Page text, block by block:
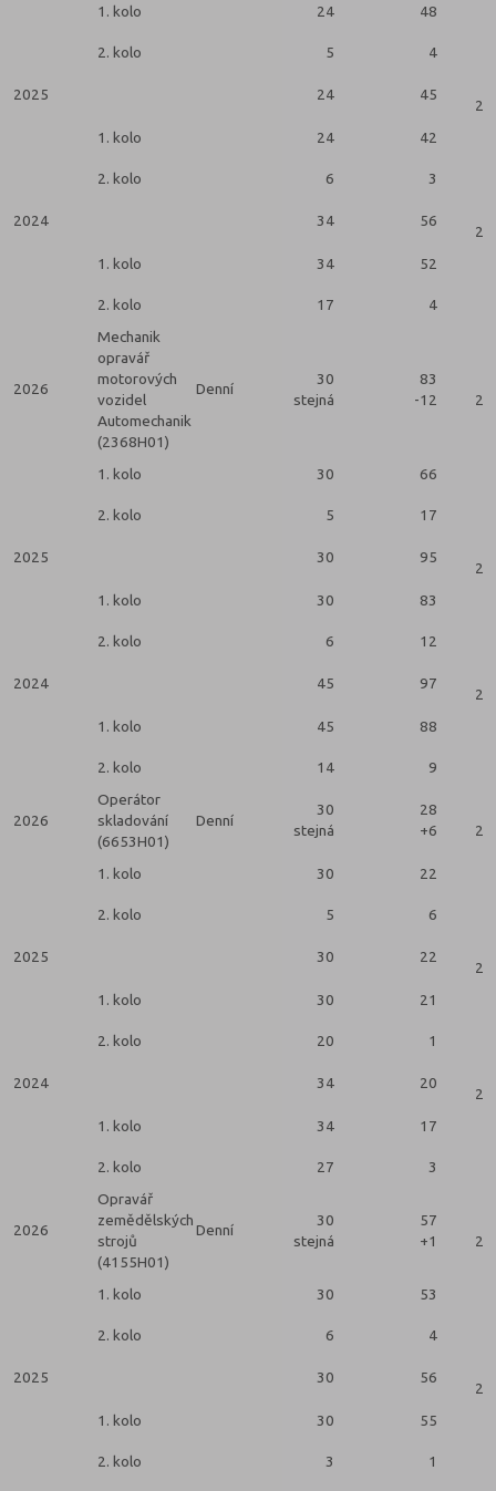
1. kolo
24 48
2. kolo 5 4
2025 24 45
2
1. kolo
24 42
2. kolo 6 3
2024 34 56
2
1. kolo
34 52
2. kolo 17 4
2026
Mechanik
opravář
motorových
vozidel
Automechanik
(2368H01)
Denní
30
stejná
83
-12
2
1. kolo 30 66
2. kolo 5 17
2025 30 95
2
1. kolo
30 83
2. kolo 6 12
2024 45 97
2
1. kolo
45 88
2. kolo 14 9
2026
Operátor
skladování
(6653H01)
Denní
30
stejná
28
+6
2
1. kolo 30 22
2. kolo 5 6
2025 30 22
2
1. kolo
30 21
2. kolo 20 1
2024 34 20
2
1. kolo
34 17
2. kolo 27 3
2026
Opravář
zemědělských
strojů
(4155H01)
Denní
30
stejná
57
+1
2
1. kolo 30 53
2. kolo 6 4
2025 30 56
2
1. kolo
30 55
2. kolo 3 1